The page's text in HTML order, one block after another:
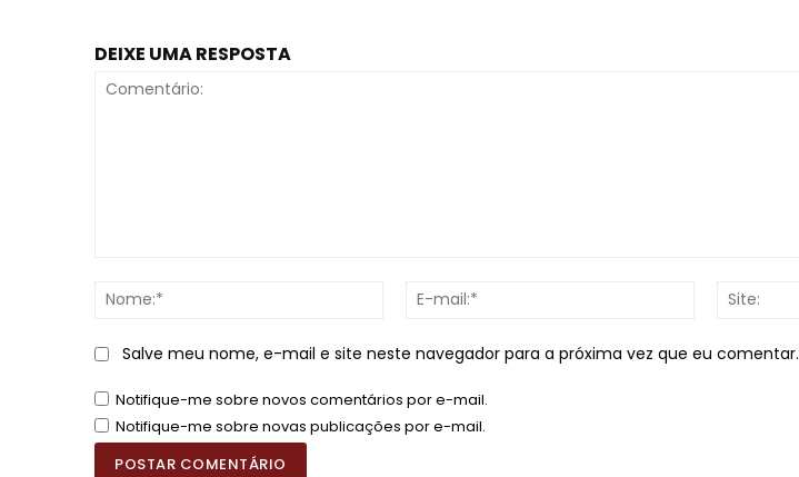
DEIXE UMA RESPOSTA
Nome:*
Salve meu nome, e-mail e site neste navegador para a próxima vez que eu comentar.
Notifique-me sobre novos comentários por e-mail.
Notifique-me sobre novas publicações por e-mail.